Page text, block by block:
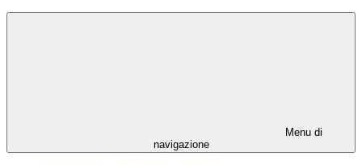
Menu di
navigazione